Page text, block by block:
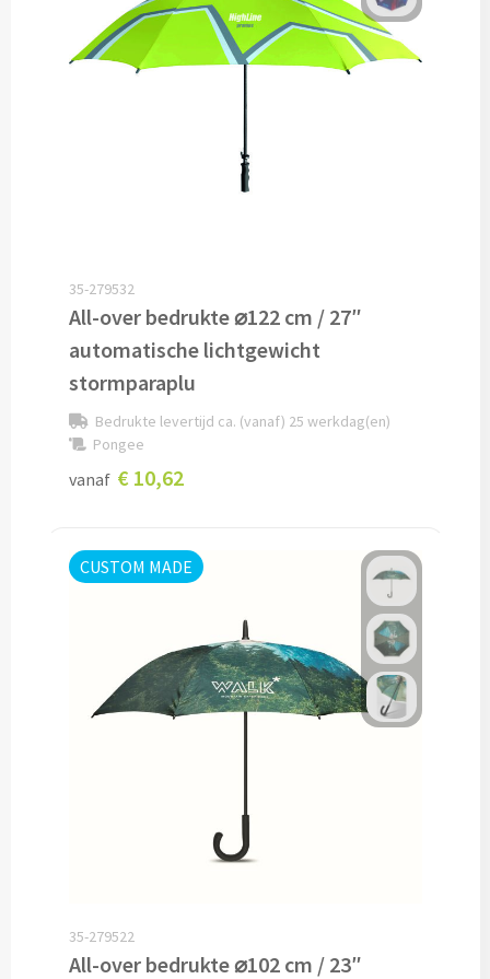
Papier- & Memohouders bedrukken
Pen etui's bedrukken
Paraplu's
Handmatige paraplu's bedrukken
Automatische paraplu's bedrukken
Stormparaplu's bedrukken
Golfparaplu's bedrukken
Kinderparaplu's bedrukken
Poncho's & Regenjassen
Custom made poncho's
35-279532
All-over bedrukte ⌀122 cm / 27″
automatische lichtgewicht
stormparaplu
Bedrukte levertijd ca. (vanaf) 25 werkdag(en)
Pongee
vanaf € 10,62
CUSTOM MADE
35-279522
All-over bedrukte ⌀102 cm / 23″